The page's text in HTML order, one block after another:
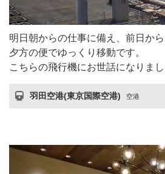
明日朝からの仕事に備え、前日から
夕方の便でゆっくり移動です。
こちらの飛行機にお世話になりまし
羽田空港(東京国際空港) 空港